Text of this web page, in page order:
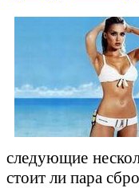
следующие
стоит ли пара